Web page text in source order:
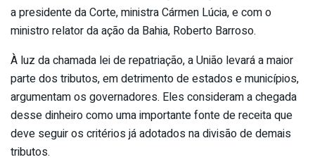
a presidente da Corte, ministra Cármen Lúcia, e com o
ministro relator da ação da Bahia, Roberto Barroso.
À luz da chamada lei de repatriação, a União levará a maior
parte dos tributos, em detrimento de estados e municípios,
argumentam os governadores. Eles consideram a chegada
desse dinheiro como uma importante fonte de receita que
deve seguir os critérios já adotados na divisão de demais
tributos.